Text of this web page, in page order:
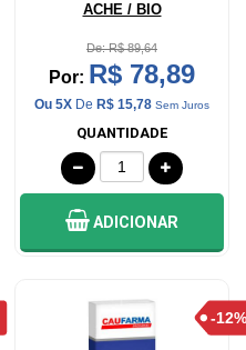
ACHE / BIO
De: R$ 89,64
Por: R$ 78,89
Ou 5X De R$ 15,78 Sem Juros
QUANTIDADE
ADICIONAR